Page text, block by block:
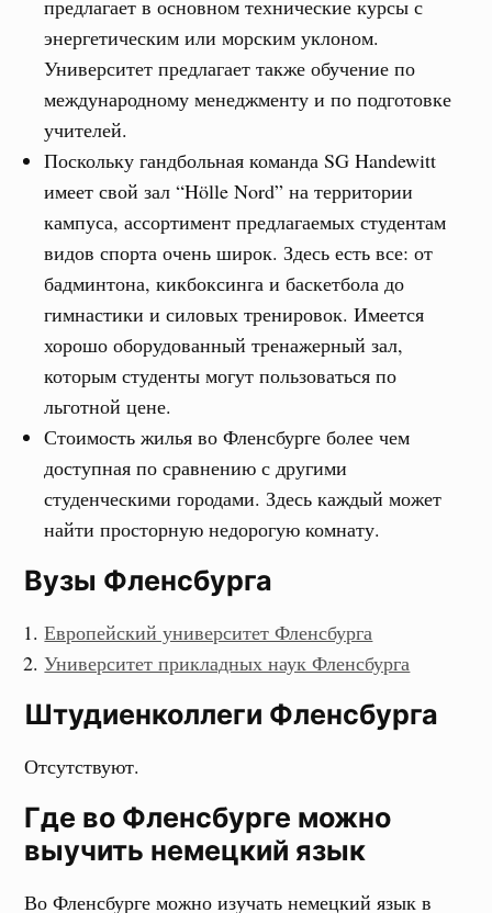
предлагает в основном технические курсы с
энергетическим или морским уклоном.
Университет предлагает также обучение по
международному менеджменту и по подготовке
учителей.
Поскольку гандбольная команда SG Handewitt
имеет свой зал “Hölle Nord” на территории
кампуса, ассортимент предлагаемых студентам
видов спорта очень широк. Здесь есть все: от
бадминтона, кикбоксинга и баскетбола до
гимнастики и силовых тренировок. Имеется
хорошо оборудованный тренажерный зал,
которым студенты могут пользоваться по
льготной цене.
Стоимость жилья во Фленсбурге более чем
доступная по сравнению с другими
студенческими городами. Здесь каждый может
найти просторную недорогую комнату.
Вузы Фленсбурга
Европейский университет Фленсбурга
Университет прикладных наук Фленсбурга
Штудиенколлеги Фленсбурга
Отсутствуют.
Где во Фленсбурге можно
выучить немецкий язык
Во Фленсбурге можно изучать немецкий язык в